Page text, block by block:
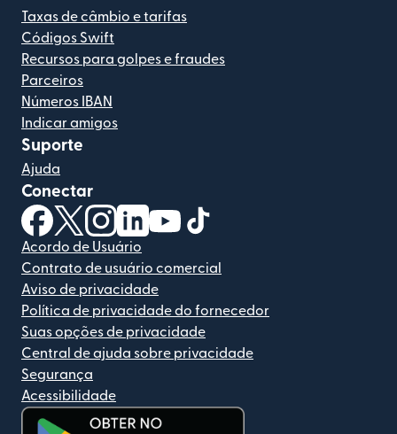
Taxas de câmbio e tarifas
Códigos Swift
Recursos para golpes e fraudes
Parceiros
Números IBAN
Indicar amigos
Suporte
Ajuda
Conectar
(abre em uma nova janela)
(abre em uma nova janela)
(abre em uma nova janela)
(abre em uma nova janela)
(abre em uma nova janela)
Acordo de Usuário
Contrato de usuário comercial
Aviso de privacidade
Política de privacidade do fornecedor
Suas opções de privacidade
Central de ajuda sobre privacidade
Segurança
Acessibilidade